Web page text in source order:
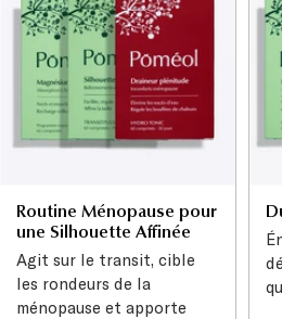
Routine Ménopause pour
une Silhouette Affinée
Agit sur le transit, cible
les rondeurs de la
ménopause et apporte